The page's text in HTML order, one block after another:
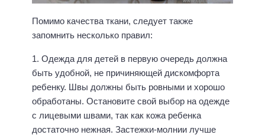
Помимо качества ткани, следует также
запомнить несколько правил:
1. Одежда для детей в первую очередь должна
быть удобной, не причиняющей дискомфорта
ребенку. Швы должны быть ровными и хорошо
обработаны. Остановите свой выбор на одежде
с лицевыми швами, так как кожа ребенка
достаточно нежная. Застежки-молнии лучше